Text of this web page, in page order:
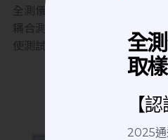
全測儀器科技位於桃園中壢區
耦合測試、發射機輻射功率測
使測試更精確，隔離測試設備
全
取
【
2025通